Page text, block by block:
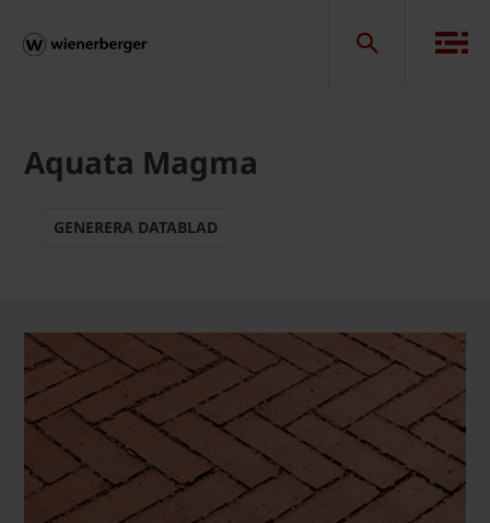
Aquata Magma
GENERERA DATABLAD